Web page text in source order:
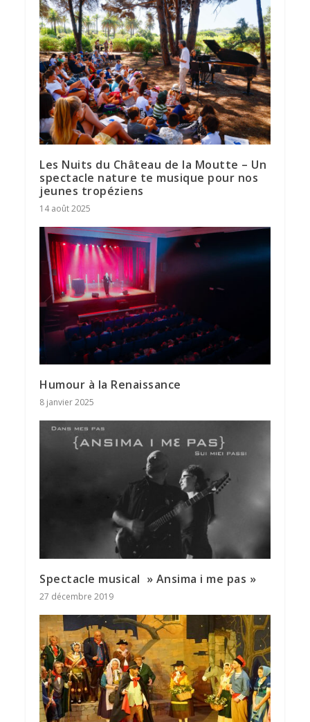
Les Nuits du Château de la Moutte – Un
spectacle nature te musique pour nos
jeunes tropéziens
14 août 2025
Humour à la Renaissance
8 janvier 2025
Spectacle musical » Ansima i me pas »
27 décembre 2019